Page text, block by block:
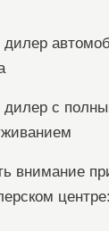
с
внимание